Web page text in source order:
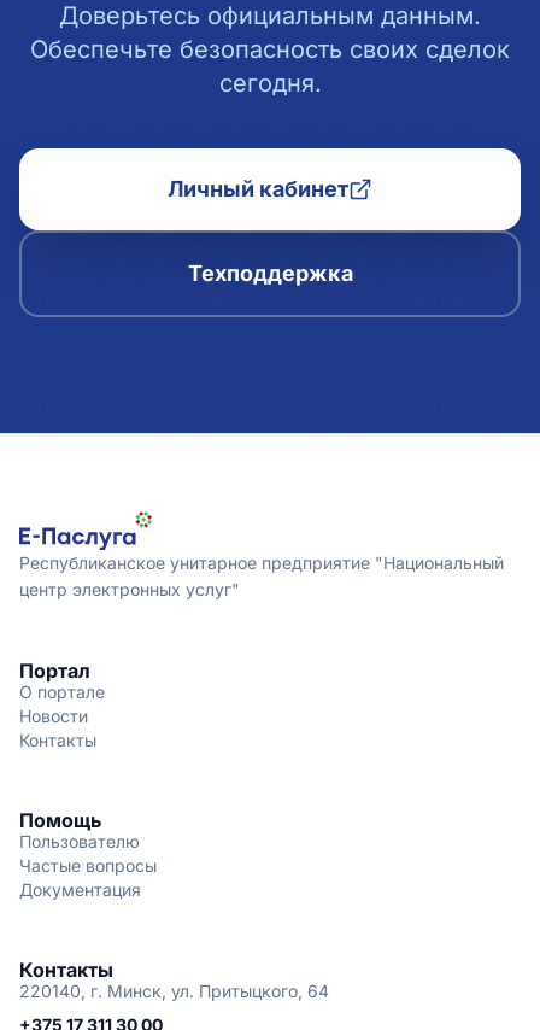
Доверьтесь официальным данным.
Обеспечьте безопасность своих сделок
сегодня.
Личный кабинет
Техподдержка
Республиканское унитарное предприятие "Национальный
центр электронных услуг"
Портал
О портале
Новости
Контакты
Помощь
Пользователю
Частые вопросы
Документация
Контакты
220140, г. Минск, ул. Притыцкого, 64
+375 17 311 30 00